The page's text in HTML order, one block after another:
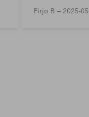
Pirjo B — 2025-